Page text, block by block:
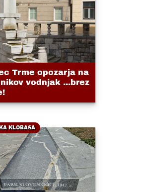
Trme opozarja na
vodnjak ...brez
KLOBASA